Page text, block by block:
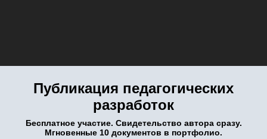
Публикация педагогических
разработок
Бесплатное участие. Свидетельство автора сразу.
Мгновенные 10 документов в портфолио.